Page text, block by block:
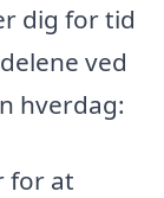
dig for tid
ved
hverdag:
for at